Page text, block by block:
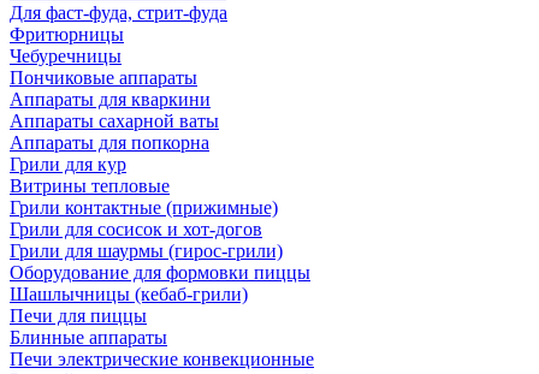
Для фаст-фуда, стрит-фуда
Фритюрницы
Чебуречницы
Пончиковые аппараты
Аппараты для кваркини
Аппараты сахарной ваты
Аппараты для попкорна
Грили для кур
Витрины тепловые
Грили контактные (прижимные)
Грили для сосисок и хот-догов
Грили для шаурмы (гирос-грили)
Оборудование для формовки пиццы
Шашлычницы (кебаб-грили)
Печи для пиццы
Блинные аппараты
Печи электрические конвекционные